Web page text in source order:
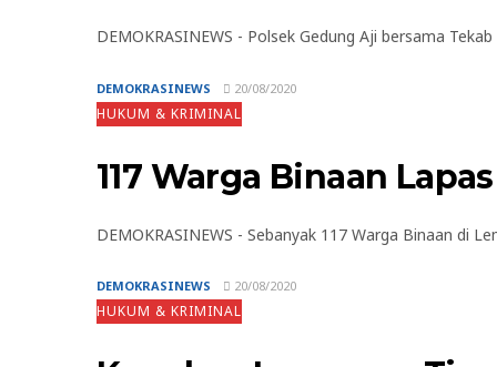
DEMOKRASINEWS - Polsek Gedung Aji bersama
DEMOKRASINEWS 20/08/2020
HUKUM & KRIMINAL
117 Warga Binaan
DEMOKRASINEWS - Sebanyak 117 Warga Binaan di
DEMOKRASINEWS 20/08/2020
HUKUM & KRIMINAL